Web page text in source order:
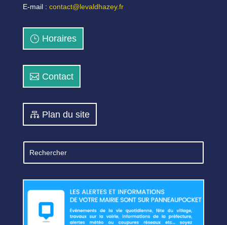
E-mail : contact@levaldhazey.fr
Horaires
Contact
Plan du site